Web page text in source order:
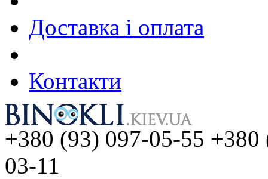
Доставка і оплата
Контакти
+380 (93) 097-05-55
03-11